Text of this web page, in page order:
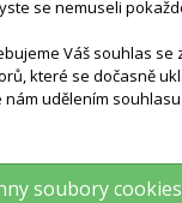
POMŮCKY DO
7,5 M
se nemuseli
Váš souhlas se
které se dočasně
nám udělením
soubory cookies